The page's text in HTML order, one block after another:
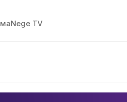
Nege TV